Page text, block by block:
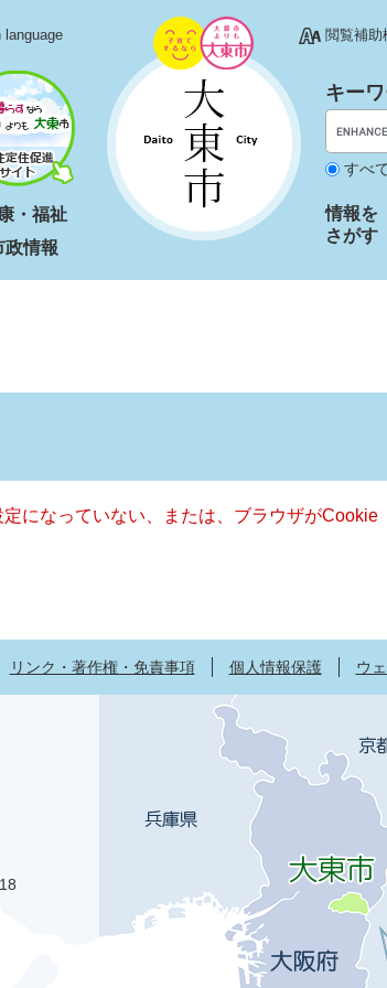
language 閲覧補助
・福祉
政情報
キー
すべて
情報を
さがす
になっていない、または、ブラウザが
リンク・著作権・免責事項 個人情報保護 ウ